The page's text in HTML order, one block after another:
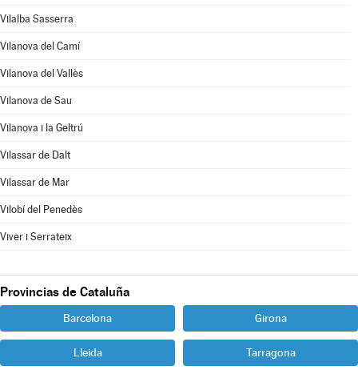
Vilalba Sasserra
Vilanova del Camí
Vilanova del Vallès
Vilanova de Sau
Vilanova i la Geltrú
Vilassar de Dalt
Vilassar de Mar
Vilobí del Penedès
Viver i Serrateix
Provincias de Cataluña
Barcelona Girona
Lleida Tarragona